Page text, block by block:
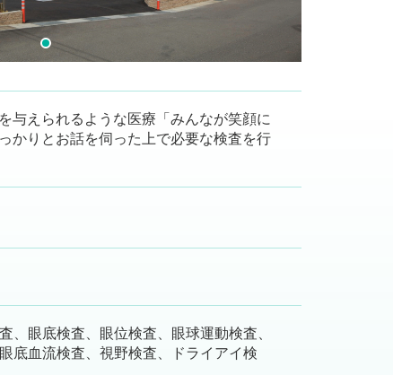
与えられるような医療「みんなが笑顔に
かりとお話を伺った上で必要な検査を行
、眼底検査、眼位検査、眼球運動検査、
底血流検査、視野検査、ドライアイ検